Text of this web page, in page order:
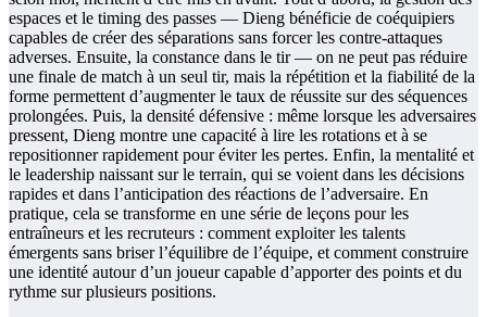
espaces et le timing des passes — Dieng bénéficie de coéquipiers
capables de créer des séparations sans forcer les contre-attaques
adverses. Ensuite, la constance dans le tir — on ne peut pas réduire
une finale de match à un seul tir, mais la répétition et la fiabilité de la
forme permettent d’augmenter le taux de réussite sur des séquences
prolongées. Puis, la densité défensive : même lorsque les adversaires
pressent, Dieng montre une capacité à lire les rotations et à se
repositionner rapidement pour éviter les pertes. Enfin, la mentalité et
le leadership naissant sur le terrain, qui se voient dans les décisions
rapides et dans l’anticipation des réactions de l’adversaire. En
pratique, cela se transforme en une série de leçons pour les
entraîneurs et les recruteurs : comment exploiter les talents
émergents sans briser l’équilibre de l’équipe, et comment construire
une identité autour d’un joueur capable d’apporter des points et du
rythme sur plusieurs positions.